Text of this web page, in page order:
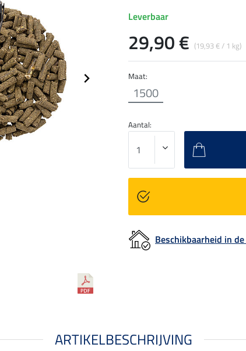
Maat:
1500
Leverbaar
29,90 € (19,93 € / 1 kg)
Aantal:
Beschikbaarheid in de
ARTIKELBESCHRIJVING